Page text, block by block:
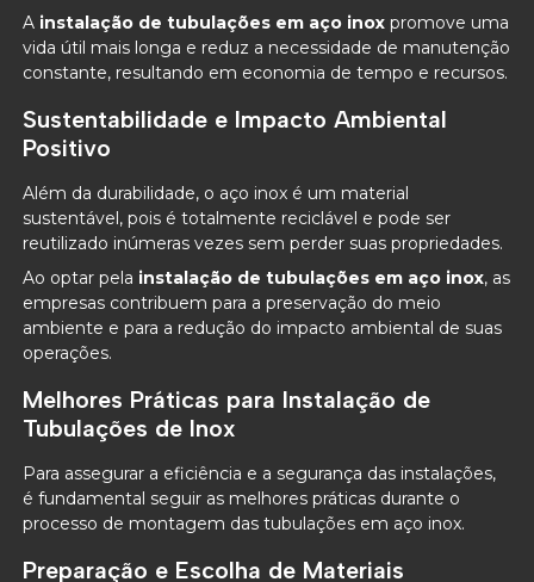
A instalação de tubulações em aço inox promove uma
vida útil mais longa e reduz a necessidade de manutenção
constante, resultando em economia de tempo e recursos.
Sustentabilidade e Impacto Ambiental
Positivo
Além da durabilidade, o aço inox é um material
sustentável, pois é totalmente reciclável e pode ser
reutilizado inúmeras vezes sem perder suas propriedades.
Ao optar pela instalação de tubulações em aço inox, as
empresas contribuem para a preservação do meio
ambiente e para a redução do impacto ambiental de suas
operações.
Melhores Práticas para Instalação de
Tubulações de Inox
Para assegurar a eficiência e a segurança das instalações,
é fundamental seguir as melhores práticas durante o
processo de montagem das tubulações em aço inox.
Preparação e Escolha de Materiais